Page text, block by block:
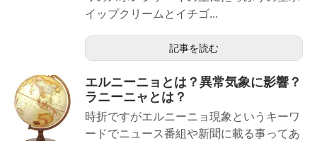
イップクリームとイチゴ...
記事を読む
エルニーニョとは？異常気象に影響？
ラニーニャとは？
時折ですがエルニーニョ現象というキーワ
ードでニュース番組や新聞に載る事ってあ